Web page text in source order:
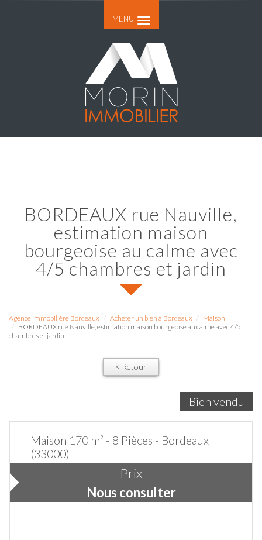
MENU
BORDEAUX rue Nauville,
estimation maison
bourgeoise au calme avec
4/5 chambres et jardin
Agence immobilière Bordeaux Acheter un bien à Bordeaux
Maison
BORDEAUX rue Nauville, estimation maison bourgeoise au calme avec 4/5
chambres et jardin
< Retour
Bien vendu
Maison 170 m² - 8 Pièces - Bordeaux
(33000)
Prix
Nous consulter